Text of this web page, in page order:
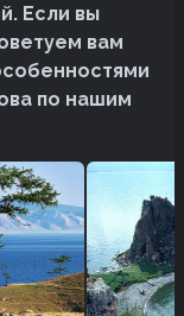
Если вы
вам
по нашим